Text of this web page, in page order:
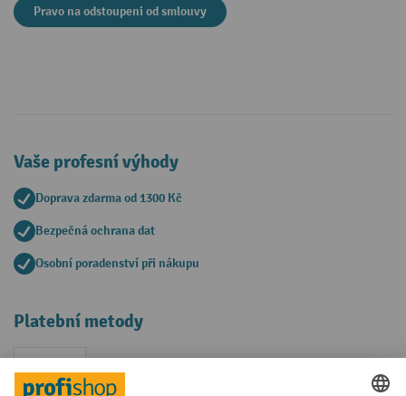
Pravo na odstoupeni od smlouvy
Vaše profesní výhody
Doprava zdarma od 1300 Kč
Bezpečná ochrana dat
Osobní poradenství při nákupu
Platební metody
Faktura